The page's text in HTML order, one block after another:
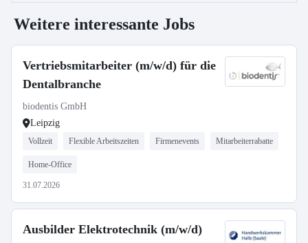
Weitere interessante Jobs
Vertriebsmitarbeiter (m/w/d) für die
Dentalbranche
biodentis GmbH
Leipzig
Vollzeit Flexible Arbeitszeiten Firmenevents Mitarbeiterrabatte
Home-Office
31.07.2026
Ausbilder Elektrotechnik (m/w/d)